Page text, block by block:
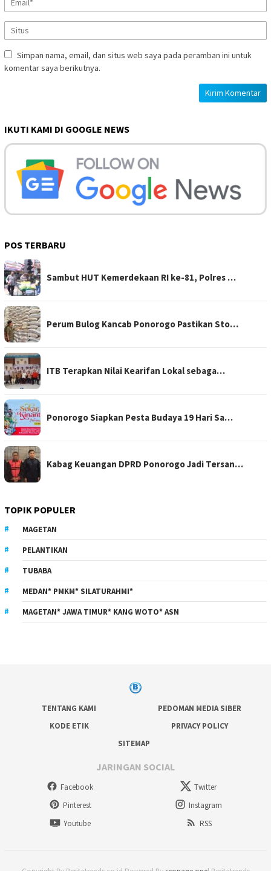
Simpan nama, email, dan situs web saya pada peramban ini untuk
komentar saya berikutnya.
IKUTI KAMI DI GOOGLE NEWS
POS TERBARU
Sambut HUT Kemerdekaan RI ke-81, Polres …
Perum Bulog Kancab Ponorogo Pastikan Sto…
ITB Terapkan Nilai Kearifan Lokal sebaga…
Ponorogo Siapkan Pesta Budaya 19 Hari Sa…
Kabag Keuangan DPRD Ponorogo Jadi Tersan…
TOPIK POPULER
MAGETAN
PELANTIKAN
TUBABA
MEDAN* PMKM* SILATURAHMI*
MAGETAN* JAWA TIMUR* KANG WOTO* ASN
TENTANG KAMI
PEDOMAN MEDIA SIBER
KODE ETIK
PRIVACY POLICY
SITEMAP
JARINGAN SOCIAL
Facebook
Twitter
Pinterest
Instagram
Youtube
RSS